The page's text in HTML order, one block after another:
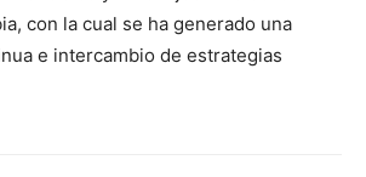
con la cual se ha generado una
e intercambio de estrategias